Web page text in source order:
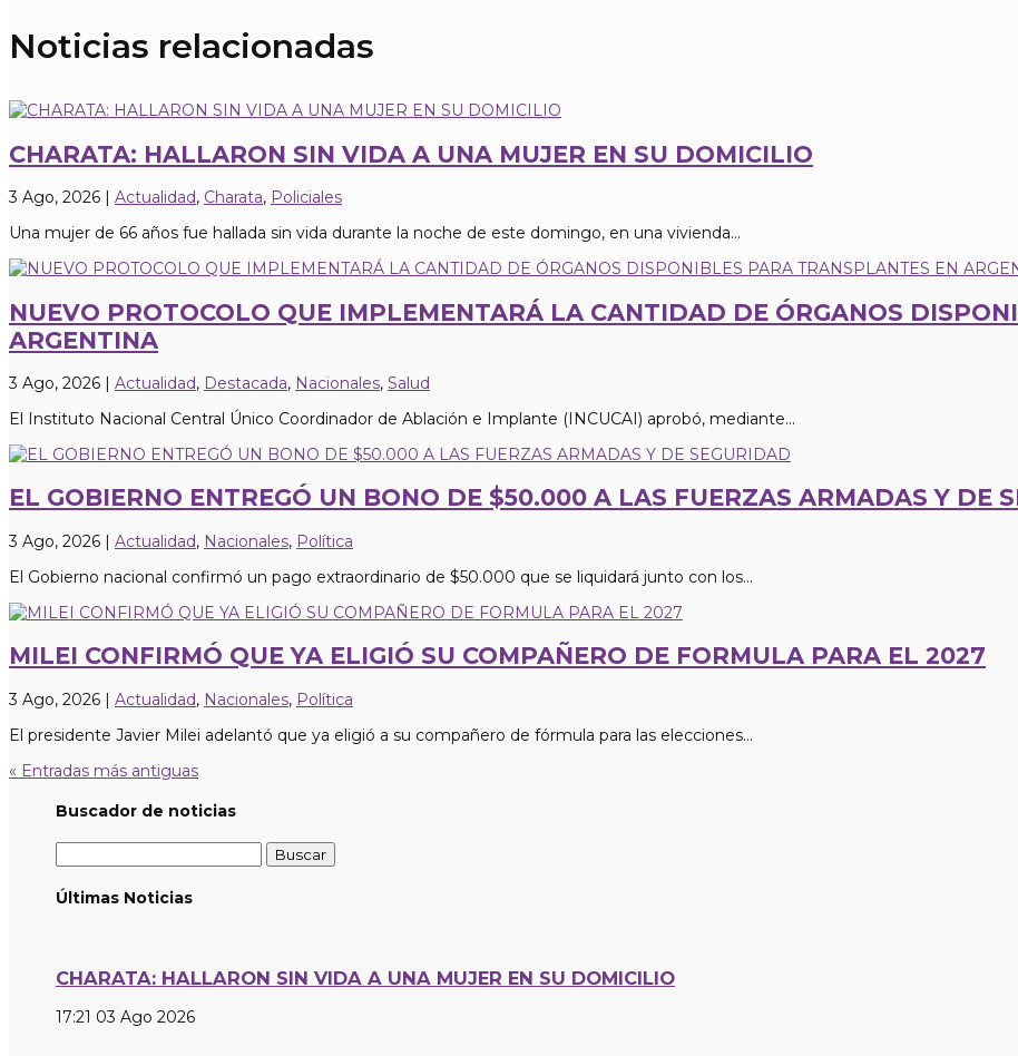
Noticias relacionadas
CHARATA: HALLARON SIN VIDA A UNA MUJER EN SU DOMICILIO
3 Ago, 2026 | Actualidad, Charata, Policiales
Una mujer de 66 años fue hallada sin vida durante la noche de este domingo, en una vivienda...
NUEVO PROTOCOLO QUE IMPLEMENTARÁ LA CANTIDAD DE ÓRGANOS
ARGENTINA
3 Ago, 2026 | Actualidad, Destacada, Nacionales, Salud
El Instituto Nacional Central Único Coordinador de Ablación e Implante (INCUCAI) aprobó, mediante...
EL GOBIERNO ENTREGÓ UN BONO DE $50.000 A LAS FUERZAS ARMADAS Y DE
3 Ago, 2026 | Actualidad, Nacionales, Política
El Gobierno nacional confirmó un pago extraordinario de $50.000 que se liquidará junto con los...
MILEI CONFIRMÓ QUE YA ELIGIÓ SU COMPAÑERO DE FORMULA PARA EL 2027
3 Ago, 2026 | Actualidad, Nacionales, Política
El presidente Javier Milei adelantó que ya eligió a su compañero de fórmula para las elecciones...
« Entradas más antiguas
Buscador de noticias
Últimas Noticias
CHARATA: HALLARON SIN VIDA A UNA MUJER EN SU DOMICILIO
17:21 03 Ago 2026